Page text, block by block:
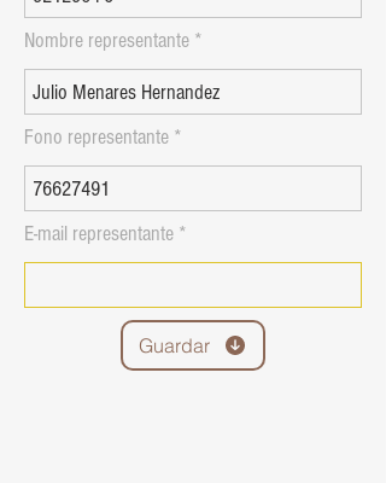
Nombre representante
Fono representante
E-mail representante
Guardar